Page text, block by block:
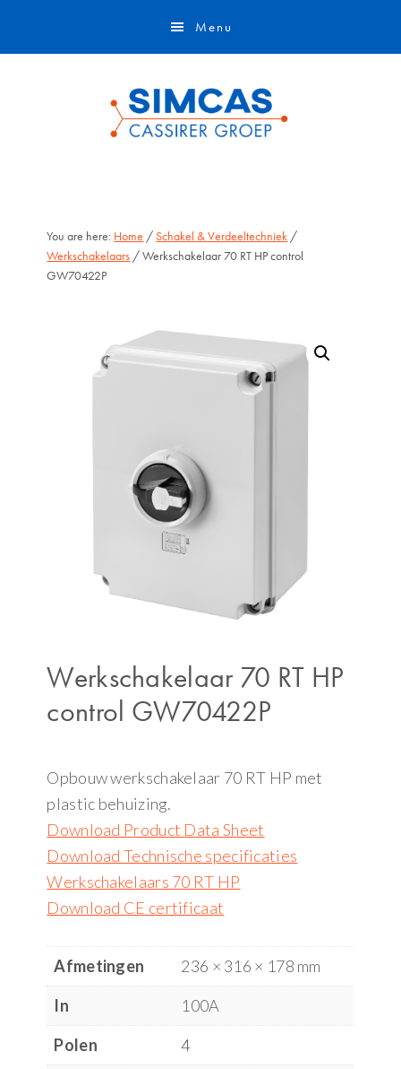
Menu
You are here: Home /Schakel & Verdeeltechniek /
Werkschakelaars / Werkschakelaar 70 RT HP control
GW70422P
Werkschakelaar 70 RT HP
control GW70422P
Opbouw werkschakelaar 70 RT HP met
plastic behuizing.
Download Product Data Sheet
Download Technische specificaties
Werkschakelaars 70 RT HP
Download CE certificaat
Afmetingen
236 × 316 × 178 mm
In
100A
Polen
4